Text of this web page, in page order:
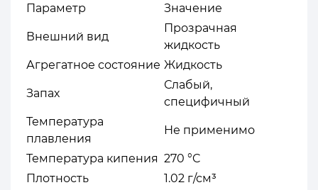
Параметр Значение
Внешний вид
Прозрачная
жидкость
Агрегатное состояние Жидкость
Запах
Слабый,
специфичный
Температура
плавления
Не применимо
Температура кипения 270 °C
Плотность
1.02 г/см³